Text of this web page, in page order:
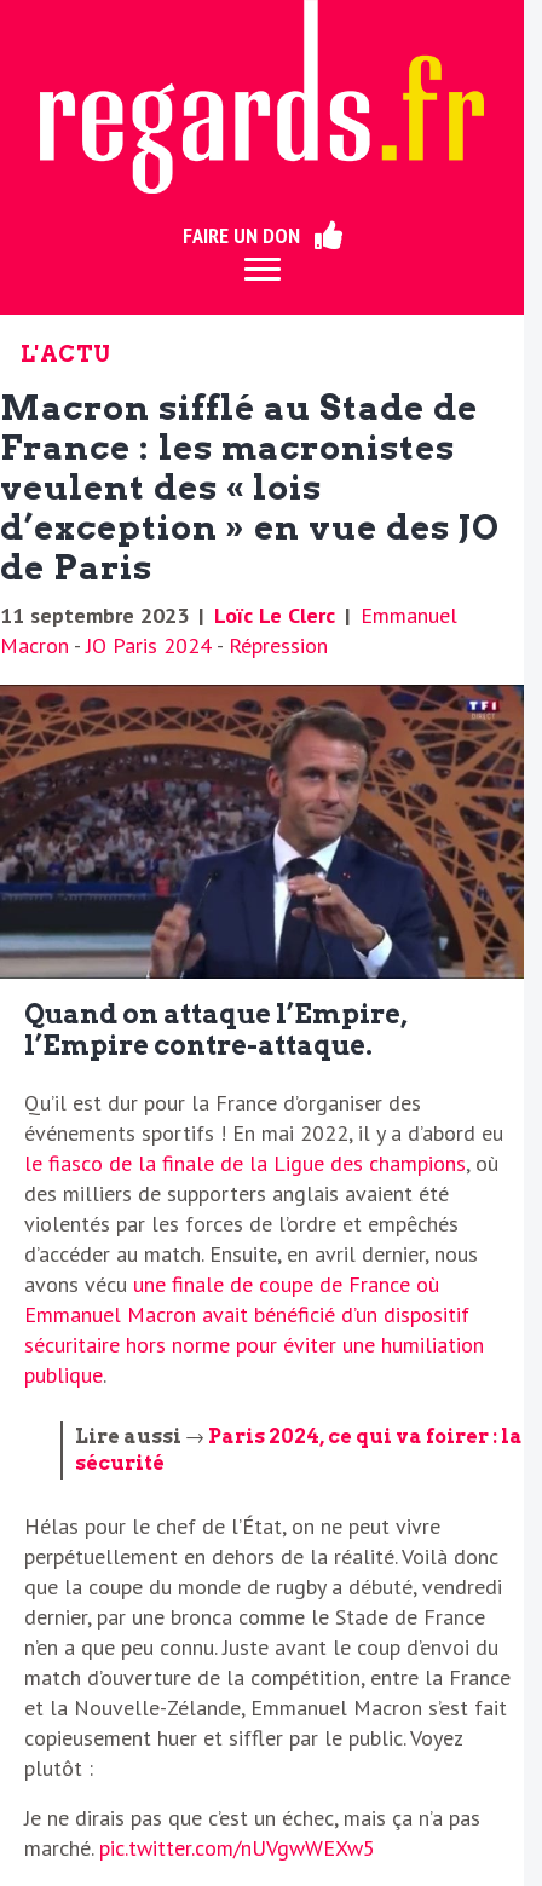
FAIRE UN DON
L'ACTU
Macron sifflé au Stade de
France : les macronistes
veulent des « lois
d’exception » en vue des JO
de Paris
11 septembre 2023 | Loïc Le Clerc | Emmanuel
Macron -JO Paris 2024 - Répression
Quand on attaque l’Empire,
l’Empire contre-attaque.
Qu’il est dur pour la France d’organiser des
événements sportifs ! En mai 2022, il y a d’abord eu
le fiasco de la finale de la Ligue des champions, où
des milliers de supporters anglais avaient été
violentés par les forces de l’ordre et empêchés
d’accéder au match. Ensuite, en avril dernier, nous
avons vécu une finale de coupe de France où
Emmanuel Macron avait bénéficié d’un dispositif
sécuritaire hors norme pour éviter une humiliation
publique.
Lire aussi → Paris 2024, ce qui va foirer : la
sécurité
Hélas pour le chef de l’État, on ne peut vivre
perpétuellement en dehors de la réalité. Voilà donc
que la coupe du monde de rugby a débuté, vendredi
dernier, par une bronca comme le Stade de France
n’en a que peu connu. Juste avant le coup d’envoi du
match d’ouverture de la compétition, entre la France
et la Nouvelle-Zélande, Emmanuel Macron s’est fait
copieusement huer et siffler par le public. Voyez
plutôt :
Je ne dirais pas que c’est un échec, mais ça n’a pas
marché. pic.twitter.com/nUVgwWEXw5